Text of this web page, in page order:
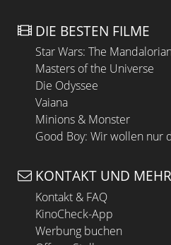
DIE BESTEN FILME
Star Wars: The
Masters of the Universe
Die Odyssee
Vaiana
Minions & Monster
Good Boy: Wir wollen nur
KONTAKT UND MEHR
Kontakt & FAQ
KinoCheck-App
Werbung buchen